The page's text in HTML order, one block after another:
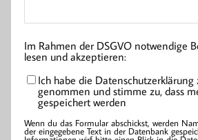
Im Rahmen der DSGVO notwendige
lesen und akzeptieren:
Ich habe die
genommen und stimme zu, dass
gespeichert werden
Wenn du das Formular abschickst, werden
der eingegebene Text in der Datenbank